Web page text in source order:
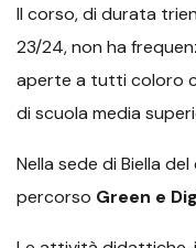
Il corso, di durata
23/24, non ha
aperte a tutti coloro
di scuola media
Nella sede di Biella
percorso Green e